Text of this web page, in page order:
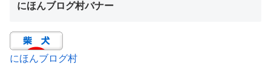
にほんブログ村バナー
にほんブログ村